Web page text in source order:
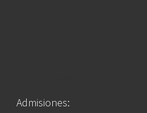
Admisiones: